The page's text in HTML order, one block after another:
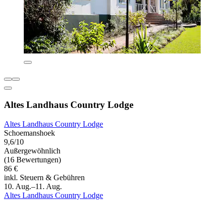
Altes Landhaus Country Lodge
Altes Landhaus Country Lodge
Schoemanshoek
9,6/10
Außergewöhnlich
(16 Bewertungen)
86 €
inkl. Steuern & Gebühren
10. Aug.–11. Aug.
Altes Landhaus Country Lodge